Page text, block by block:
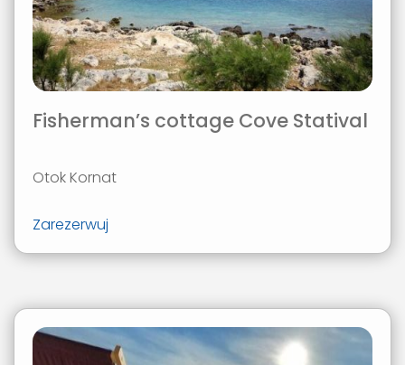
Fisherman’s cottage Cove Statival
Otok Kornat
Zarezerwuj